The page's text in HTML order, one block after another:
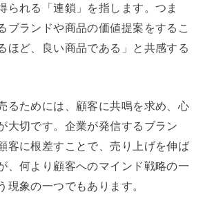
られる「連鎖」を指します。つま
ブランドや商品の価値提案をするこ
ほど、良い商品である」と共感する
るためには、顧客に共鳴を求め、心
大切です。企業が発信するブラン
客に根差すことで、売り上げを伸ば
、何より顧客へのマインド戦略の一
現象の一つでもあります。